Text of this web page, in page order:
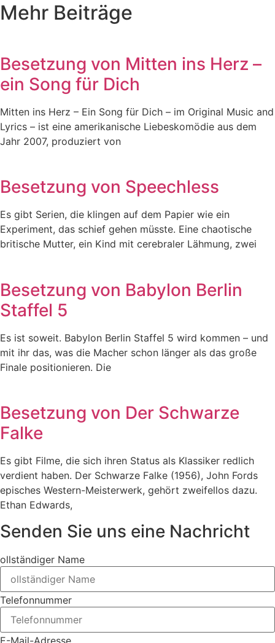
Mehr Beiträge
Besetzung von Mitten ins Herz –
ein Song für Dich
Mitten ins Herz – Ein Song für Dich – im Original Music and
Lyrics – ist eine amerikanische Liebeskomödie aus dem
Jahr 2007, produziert von
Besetzung von Speechless
Es gibt Serien, die klingen auf dem Papier wie ein
Experiment, das schief gehen müsste. Eine chaotische
britische Mutter, ein Kind mit cerebraler Lähmung, zwei
Besetzung von Babylon Berlin
Staffel 5
Es ist soweit. Babylon Berlin Staffel 5 wird kommen – und
mit ihr das, was die Macher schon länger als das große
Finale positionieren. Die
Besetzung von Der Schwarze
Falke
Es gibt Filme, die sich ihren Status als Klassiker redlich
verdient haben. Der Schwarze Falke (1956), John Fords
episches Western-Meisterwerk, gehört zweifellos dazu.
Ethan Edwards,
Senden Sie uns eine Nachricht
ollständiger Name
Telefonnummer